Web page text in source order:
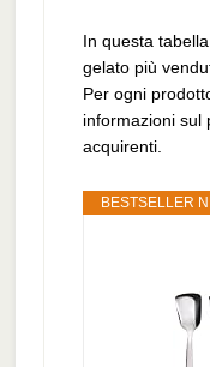
In questa
gelato più
Per ogni
informazioni sul
acquirenti.
BESTSELLER